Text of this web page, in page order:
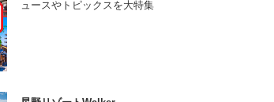
ュースやトピックスを大特集